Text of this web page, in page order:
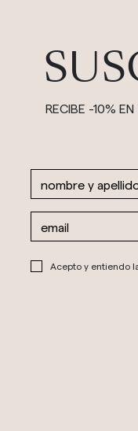
RECIBE -10%
Acepto y entiendo